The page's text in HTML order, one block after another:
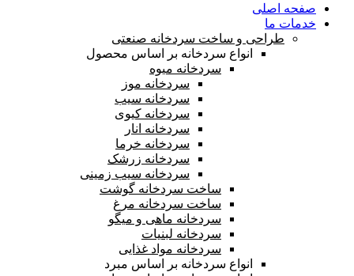
صفحه اصلی
خدمات ما
طراحی و ساخت سردخانه صنعتی
انواع سردخانه بر اساس محصول
سردخانه میوه
سردخانه موز
سردخانه سیب
سردخانه کیوی
سردخانه انار
سردخانه خرما
سردخانه زرشک
سردخانه سیب زمینی
ساخت سردخانه گوشت
ساخت سردخانه مرغ
سردخانه ماهی و میگو
سردخانه لبنیات
سردخانه مواد غذایی
انواع سردخانه بر اساس مبرد